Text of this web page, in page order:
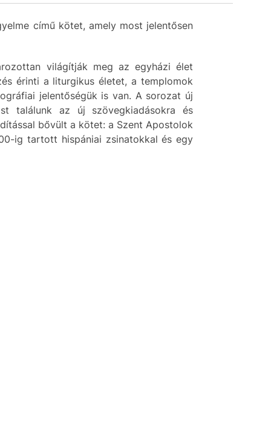
című kötet, amely most jelentősen
világítják meg az egyházi élet
érinti a liturgikus életet, a templomok
jelentőségük is van. A sorozat új
találunk az új szövegkiadásokra és
bővült a kötet: a Szent Apostolok
ig tartott hispániai zsinatokkal és egy